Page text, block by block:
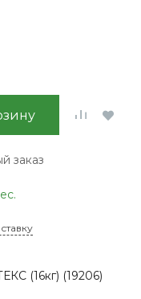
заказ
(16кг) (19206)